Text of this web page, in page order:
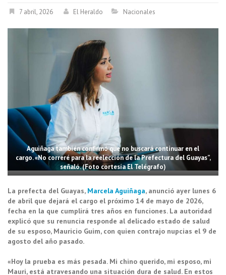
7 abril, 2026 El Heraldo Nacionales
Aguiñaga también confirmó que no buscará continuar en el
cargo. «No correré para la reelección de la Prefectura del Guayas”,
señaló. (Foto cortesía El Telégrafo)
La prefecta del Guayas, Marcela Aguiñaga, anunció ayer lunes 6
de abril que dejará el cargo el próximo 14 de mayo de 2026,
fecha en la que cumplirá tres años en funciones. La autoridad
explicó que su renuncia responde al delicado estado de salud
de su esposo, Mauricio Guim, con quien contrajo nupcias el 9 de
agosto del año pasado.
«Hoy la prueba es más pesada. Mi chino querido, mi esposo, mi
Mauri, está atravesando una situación dura de salud. En estos